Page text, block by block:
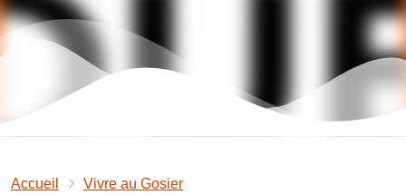
Accueil
Vivre au Gosier